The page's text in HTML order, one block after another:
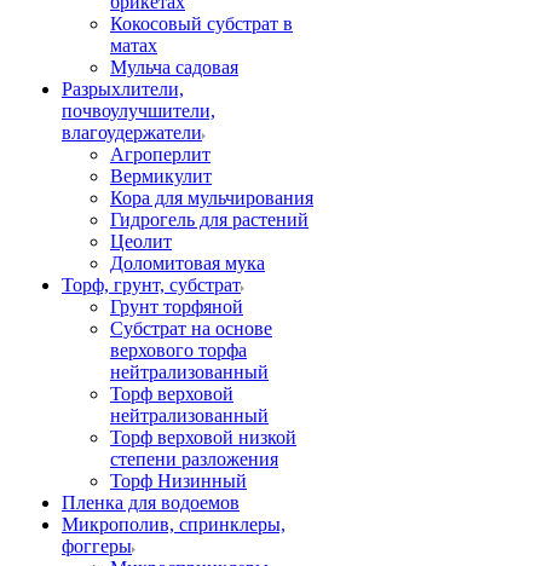
Кокосовый субстрат в
матах
Мульча садовая
Разрыхлители,
почвоулучшители,
влагоудержатели
Агроперлит
Вермикулит
Кора для мульчирования
Гидрогель для растений
Цеолит
Доломитовая мука
Торф, грунт, субстрат
Грунт торфяной
Субстрат на основе
верхового торфа
нейтрализованный
Торф верховой
нейтрализованный
Торф верховой низкой
степени разложения
Торф Низинный
Пленка для водоемов
Микрополив, спринклеры,
фоггеры